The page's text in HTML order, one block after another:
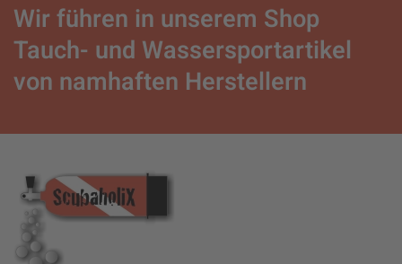
Wir führen in unserem Shop
Tauch- und Wassersportartikel
von namhaften Herstellern